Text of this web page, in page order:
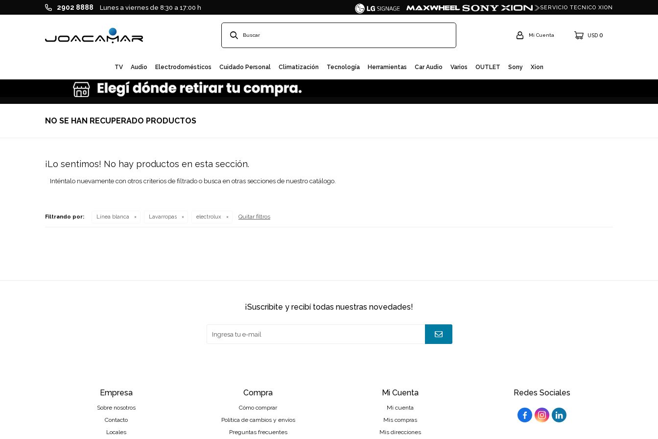
TV Audio Electrodomésticos Cuidado Personal Climatización Tecnología Herramientas Car Audio Varios OUTLET Sony Xion
USD 0
2902 8888 Lunes a viernes de 8:30 a 17:00 h SERVICIO TECNICO XION
NO SE HAN RECUPERADO PRODUCTOS
¡Lo sentimos! No hay productos en esta sección.
Inténtalo nuevamente con otros criterios de filtrado o busca en otras secciones de nuestro catálogo.
Filtrando por: Línea blanca Lavarropas electrolux Quitar filtros
Redes Sociales
  
Empresa
Sobre nosotros
Contacto
Locales
Compra
Cómo comprar
Política de cambios y envíos
Preguntas frecuentes
Mi Cuenta
Mi cuenta
Mis compras
Mis direcciones
¡suscribite y recibí todas nuestras novedades!